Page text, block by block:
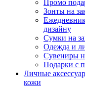
Промо
Зонты на
дизайну
Сумки на
Одежда и
Сувениры
Подарки с
Личные
кожи